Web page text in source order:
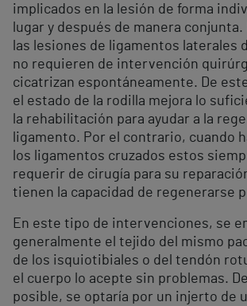
implicados en la lesión de forma
lugar y después de manera
las lesiones de ligamentos laterales
no requieren de intervención
cicatrizan espontáneamente. De
el estado de la rodilla mejora lo
la rehabilitación para ayudar a la
ligamento. Por el contrario, cuando
los ligamentos cruzados estos
requerir de cirugía para su
tienen la capacidad de regenerarse
En este tipo de intervenciones, se
generalmente el tejido del mismo
de los isquiotibiales o del tendón
el cuerpo lo acepte sin problemas.
posible, se optaría por un injerto de